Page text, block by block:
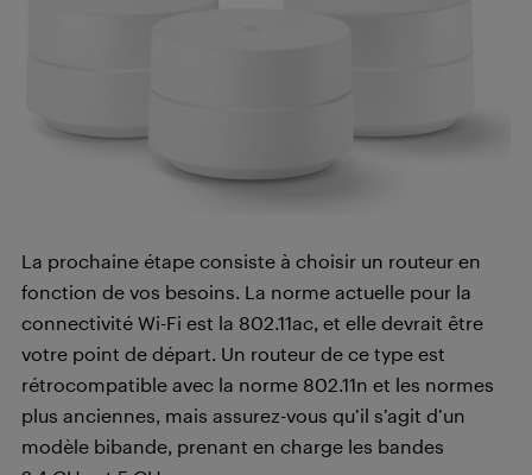
La prochaine étape consiste à choisir un routeur en
fonction de vos besoins. La norme actuelle pour la
connectivité Wi-Fi est la 802.11ac, et elle devrait être
votre point de départ. Un routeur de ce type est
rétrocompatible avec la norme 802.11n et les normes
plus anciennes, mais assurez-vous qu’il s’agit d’un
modèle bibande, prenant en charge les bandes